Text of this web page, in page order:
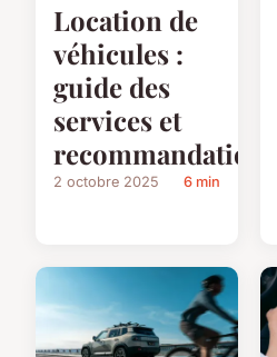
Location de
véhicules :
guide des
services et
recommandations
2 octobre 2025 6 min